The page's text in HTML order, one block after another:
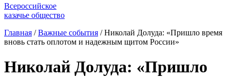
Всероссийское
казачье общество
Главная / Важные события / Николай Долуда: «Пришло время
вновь стать оплотом и надежным щитом России»
Николай Долуда: «Пришло